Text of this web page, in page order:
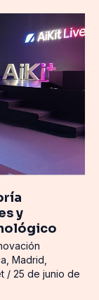
y
Madrid
/ 25 de junio de